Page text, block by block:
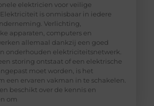
elektricien voor veilige
is onmisbaar in iedere
Verlichting,
apparaten, computers en
allemaal dankzij een goed
onderhouden elektriciteitsnetwerk.
storing ontstaat of een elektrische
moet worden, is het
een ervaren vakman in te schakelen.
beschikt over de kennis en
om